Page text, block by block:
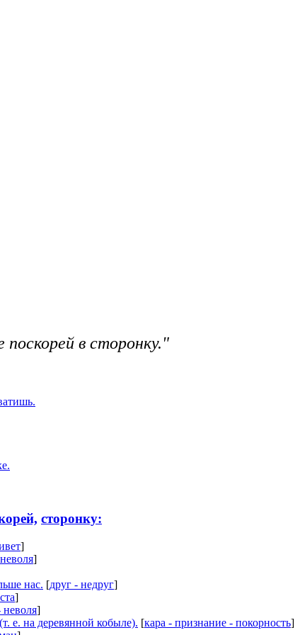
поскорей в сторонку."
сторонку:
]
]
нас. [друг - недруг]
]
неволя]
е. на деревянной кобыле). [кара - признание - покорность]